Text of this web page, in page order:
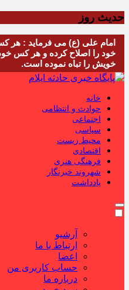
حدیث روز
خویش را تباه نموده است.
خانه
حوادث و انتظامی
اجتماعی
سیاسی
محیط زیست
اقتصادی
فرهنگی هنری
شهروند خبرنگار
یادداشت
آرشیو
ارتباط با ما
اعضا
حساب کاربری من
درباره ما